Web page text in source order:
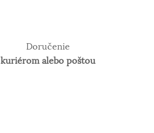
Doručenie
kuriérom alebo poštou